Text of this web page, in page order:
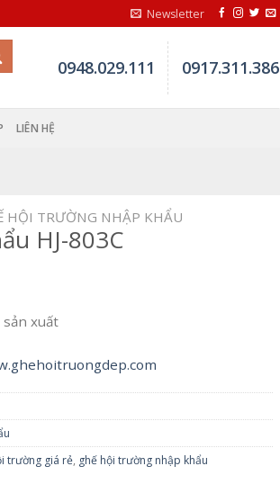
Newsletter
0948.029.111 0917.311.386
LIÊN HỆ
HỘI TRƯỜNG NHẬP KHẨU
HJ-803C
xuất
trường giá rẻ, ghế hội trường nhập khẩu